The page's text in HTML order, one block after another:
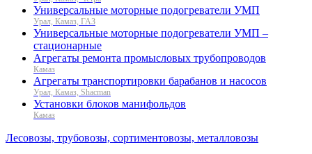
Универсальные моторные подогреватели УМП
Урал, Камаз, ГАЗ
Универсальные моторные подогреватели УМП –
стационарные
Агрегаты ремонта промысловых трубопроводов
Камаз
Агрегаты транспортировки барабанов и насосов
Урал, Камаз, Shacman
Установки блоков манифольдов
Камаз
Лесовозы, трубовозы, сортиментовозы, металловозы